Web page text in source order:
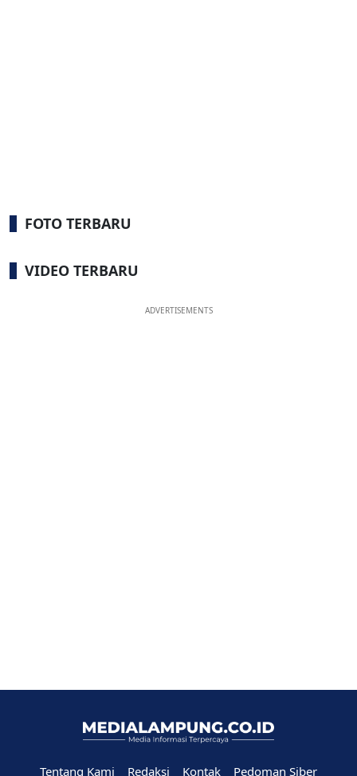
FOTO TERBARU
VIDEO TERBARU
ADVERTISEMENTS
Tentang Kami Redaksi Kontak Pedoman Siber